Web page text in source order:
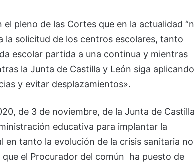
pleno de las Cortes que en la actualidad
la solicitud de los centros escolares, tanto
escolar partida a una continua y mientras
la Junta de Castilla y León siga aplicando
y evitar desplazamientos».
de 3 de noviembre, de la Junta de Castilla
educativa para implantar la
tanto la evolución de la crisis sanitaria no
el Procurador del común ha puesto de